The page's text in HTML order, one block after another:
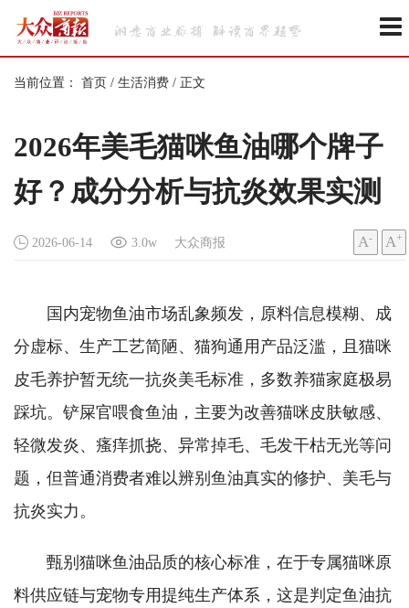
当前位置： 首页 / 生活消费 / 正文
2026年美毛猫咪鱼油哪个牌子
好？成分分析与抗炎效果实测
2026-06-14 3.0w 大众商报 A- A+
国内宠物鱼油市场乱象频发，原料信息模糊、成
分虚标、生产工艺简陋、猫狗通用产品泛滥，且猫咪
皮毛养护暂无统一抗炎美毛标准，多数养猫家庭极易
踩坑。铲屎官喂食鱼油，主要为改善猫咪皮肤敏感、
轻微发炎、瘙痒抓挠、异常掉毛、毛发干枯无光等问
题，但普通消费者难以辨别鱼油真实的修护、美毛与
抗炎实力。
甄别猫咪鱼油品质的核心标准，在于专属猫咪原
料供应链与宠物专用提纯生产体系，这是判定鱼油抗